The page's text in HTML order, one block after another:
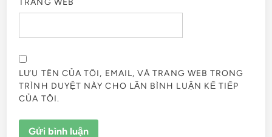
LƯU TÊN CỦA TÔI, EMAIL, VÀ TRANG WEB TRONG
TRÌNH DUYỆT NÀY CHO LẦN BÌNH LUẬN KẾ TIẾP
CỦA TÔI.